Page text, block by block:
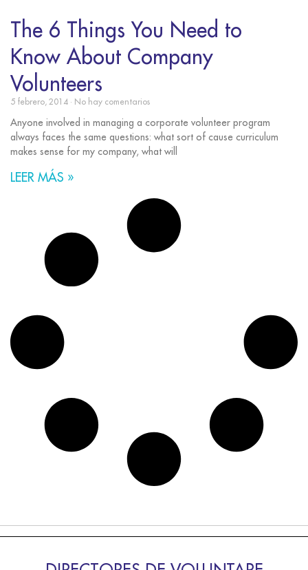
The 6 Things You Need to
Know About Company
Volunteers
5 febrero, 2014 No hay comentarios
Anyone involved in managing a corporate volunteer program
always faces the same questions: what sort of cause curriculum
makes sense for my company, what will
LEER MÁS »